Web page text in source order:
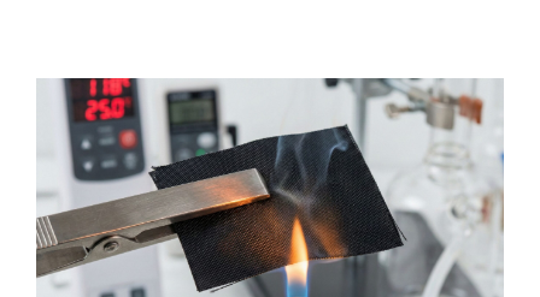
Contacto
Tienda online